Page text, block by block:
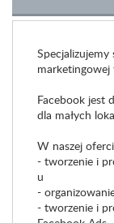
Specjalizujemy
marketingowej
Facebook jest
dla małych
W naszej
- tworzenie i
u
-
- tworzenie i